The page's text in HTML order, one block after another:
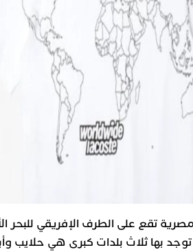
تقع على الطرف الإفريقي للبحر
حيث توجد بها ثلاث بلدات كبرى هي حلايب